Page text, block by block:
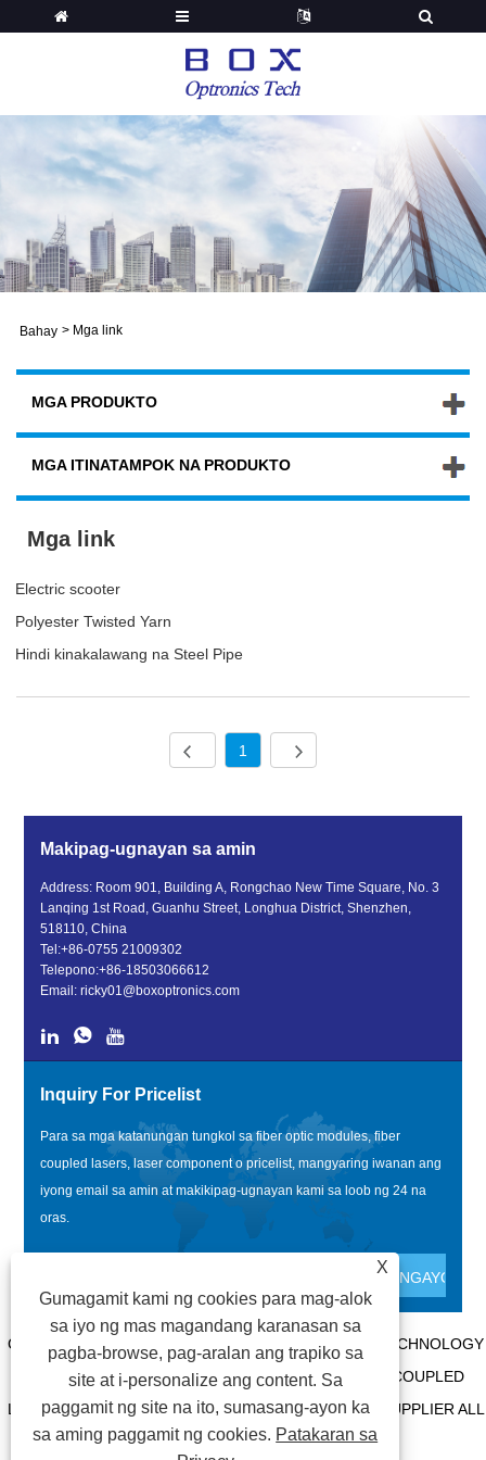
Bahay > Mga link
MGA PRODUKTO
MGA ITINATAMPOK NA PRODUKTO
Mga link
Electric scooter
Polyester Twisted Yarn
Hindi kinakalawang na Steel Pipe
1
Makipag-ugnayan sa amin
Address: Room 901, Building A, Rongchao New Time Square, No. 3
Lanqing 1st Road, Guanhu Street, Longhua District, Shenzhen,
518110, China
Tel:+86-0755 21009302
Telepono:+86-18503066612
Email:ricky01@boxoptronics.com
Inquiry For Pricelist
Para sa mga katanungan tungkol sa fiber optic modules, fiber
coupled lasers, laser component o pricelist, mangyaring iwanan ang
iyong email sa amin at makikipag-ugnayan kami sa loob ng 24 na
oras.
COPYRIGHT @ 2020 SHENZHEN BOX OPTRONICS TECHNOLOGY
CO., LTD. - CHINA FIBER OPTIC MODULES, FIBER COUPLED
LASERS MANUFACTURERS, LASER COMPONENTS SUPPLIER ALL
RIGHTS RESERVED.
X
Gumagamit kami ng cookies para mag-alok
sa iyo ng mas magandang karanasan sa
pagba-browse, pag-aralan ang trapiko sa
site at i-personalize ang content. Sa
paggamit ng site na ito, sumasang-ayon ka
sa aming paggamit ng cookies. Patakaran sa